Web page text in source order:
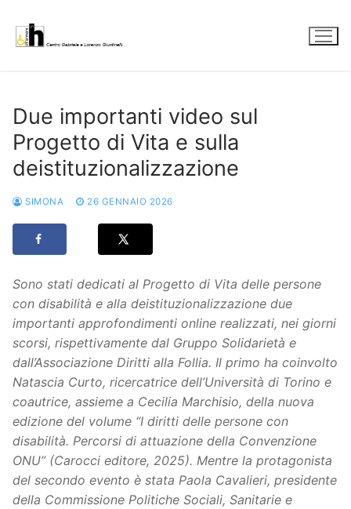
contenuto
Due importanti video sul
Progetto di Vita e sulla
deistituzionalizzazione
SIMONA 26 GENNAIO 2026
Sono stati dedicati al Progetto di Vita delle persone
con disabilità e alla deistituzionalizzazione due
importanti approfondimenti online realizzati, nei giorni
scorsi, rispettivamente dal Gruppo Solidarietà e
dall’Associazione Diritti alla Follia. Il primo ha coinvolto
Natascia Curto, ricercatrice dell’Università di Torino e
coautrice, assieme a Cecilia Marchisio, della nuova
edizione del volume “I diritti delle persone con
disabilità. Percorsi di attuazione della Convenzione
ONU” (Carocci editore, 2025). Mentre la protagonista
del secondo evento è stata Paola Cavalieri, presidente
della Commissione Politiche Sociali, Sanitarie e